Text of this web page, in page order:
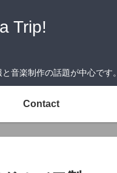
Trip!
音楽制作の話題が中心です。
Contact